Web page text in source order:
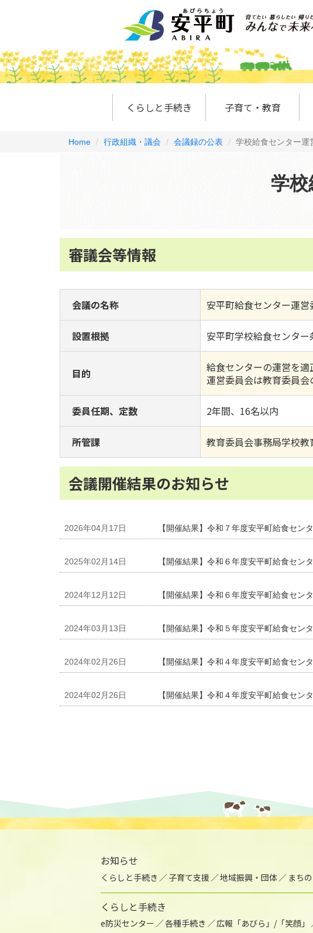
くらしと手続き 子育て・教育
Home 行政組織・議会 会議録の公表 学校給食センター運
学
審議会等情報
会議の名称 安平町給食センター運営
設置根拠 安平町学校給食センター
目的
給食センターの運営を適
運営委員会は教育委員会
委員任期、定数 2年間、16名以内
所管課 教育委員会事務局学校教
会議開催結果のお知らせ
2026年04月17日 【開催結果】令和７年度安平町給食セン
2025年02月14日 【開催結果】令和６年度安平町給食セン
2024年12月12日 【開催結果】令和６年度安平町給食セン
2024年03月13日 【開催結果】令和５年度安平町給食セン
2024年02月26日 【開催結果】令和４年度安平町給食セン
2024年02月26日 【開催結果】令和４年度安平町給食セン
お知らせ
くらしと手続き 子育て支援 地域振興・団体 まち
くらしと手続き
e防災センター 各種手続き 広報「あびら」/「笑顔」